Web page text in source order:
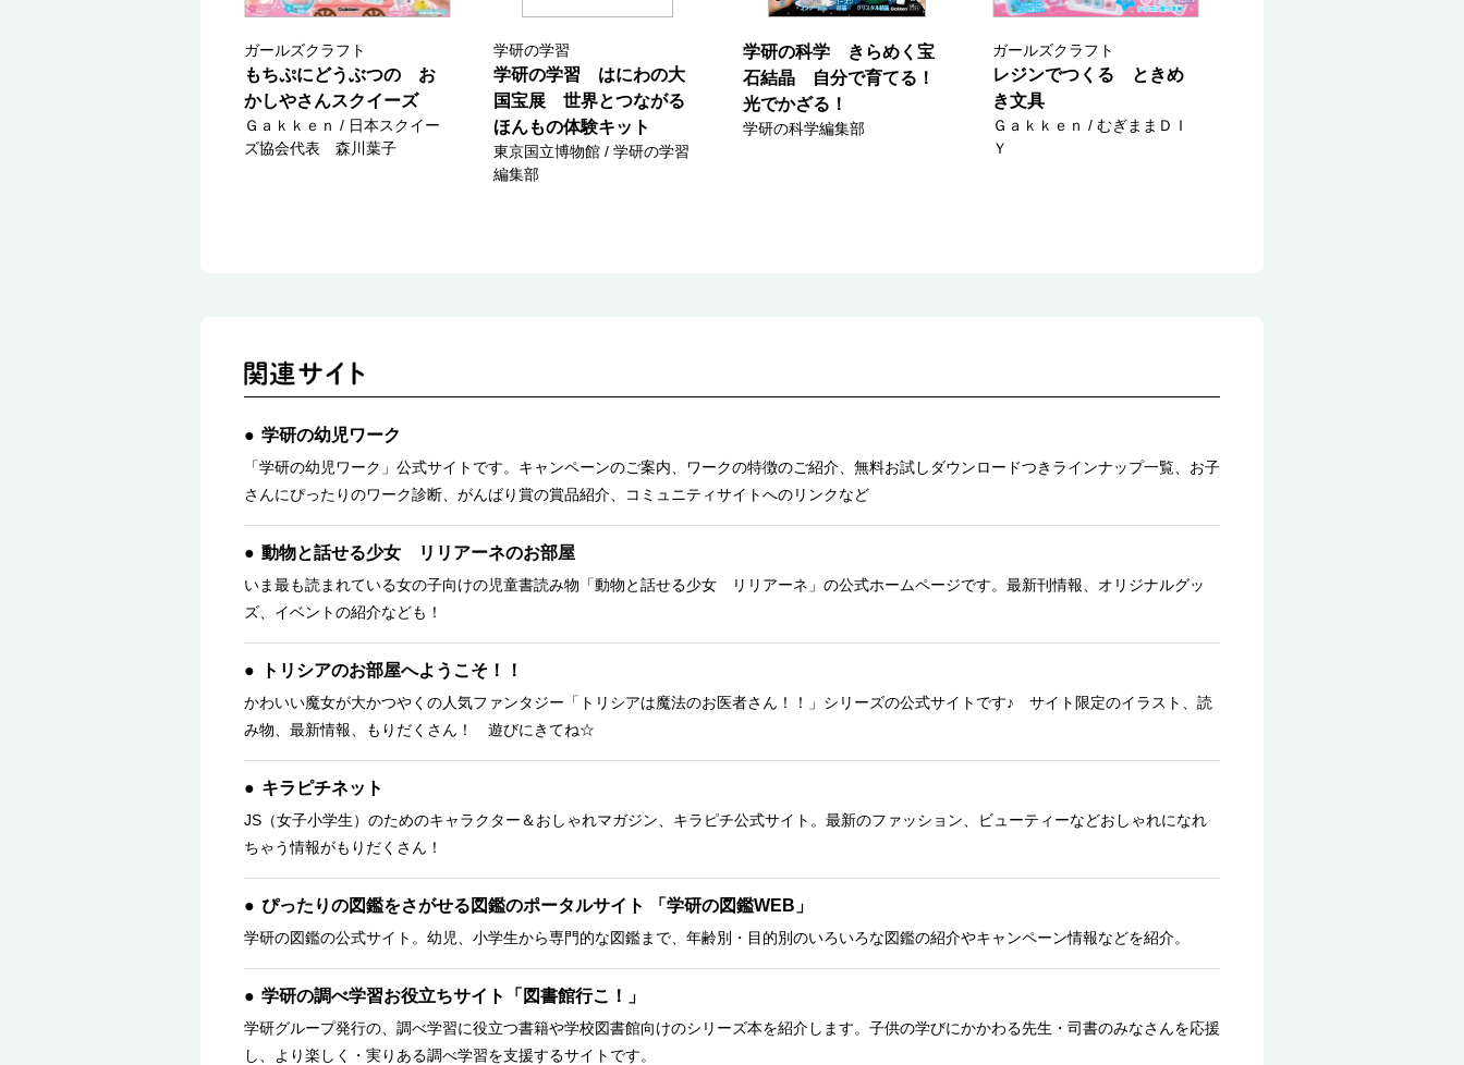
ガールズクラフト
もちぷにどうぶつの お
かしやさんスクイーズ
Ｇａｋｋｅｎ / 日本スクイー
ズ協会代表 森川葉子
学研の学習
学研の学習 はにわの大
国宝展 世界とつながる
ほんもの体験キット
東京国立博物館 / 学研の学習
編集部
学研の科学 きらめく宝
石結晶 自分で育てる！
光でかざる！
学研の科学編集部
ガールズクラフト
レジンでつくる ときめ
き文具
Ｇａｋｋｅｎ / むぎままＤＩ
Ｙ
学研の幼児ワーク
「学研の幼児ワーク」公式サイトです。キャンペーンのご案内、ワークの特徴のご紹介、無料お試しダウンロードつきラインナップ一覧、お子
さんにぴったりのワーク診断、がんばり賞の賞品紹介、コミュニティサイトへのリンクなど
動物と話せる少女 リリアーネのお部屋
いま最も読まれている女の子向けの児童書読み物「動物と話せる少女 リリアーネ」の公式ホームページです。最新刊情報、オリジナルグッ
ズ、イベントの紹介なども！
トリシアのお部屋へようこそ！！
かわいい魔女が大かつやくの人気ファンタジー「トリシアは魔法のお医者さん！！」シリーズの公式サイトです♪ サイト限定のイラスト、読
み物、最新情報、もりだくさん！ 遊びにきてね☆
キラピチネット
JS（女子小学生）のためのキャラクター＆おしゃれマガジン、キラピチ公式サイト。最新のファッション、ビューティーなどおしゃれになれ
ちゃう情報がもりだくさん！
ぴったりの図鑑をさがせる図鑑のポータルサイト 「学研の図鑑WEB」
学研の図鑑の公式サイト。幼児、小学生から専門的な図鑑まで、年齢別・目的別のいろいろな図鑑の紹介やキャンペーン情報などを紹介。
学研の調べ学習お役立ちサイト「図書館行こ！」
学研グループ発行の、調べ学習に役立つ書籍や学校図書館向けのシリーズ本を紹介します。子供の学びにかかわる先生・司書のみなさんを応援
し、より楽しく・実りある調べ学習を支援するサイトです。